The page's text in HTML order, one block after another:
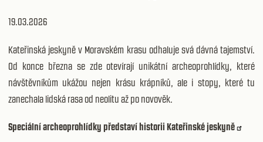
19.03.2026
Kateřinská jeskyně v Moravském krasu odhaluje svá dávná tajemství.
Od konce března se zde otevírají unikátní archeoprohlídky, které
návštěvníkům ukážou nejen krásu krápníků, ale i stopy, které tu
zanechala lidská rasa od neolitu až po novověk.
Speciální archeoprohlídky představí historii Kateřinské jeskyně